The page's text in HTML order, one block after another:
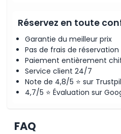
Réservez en toute
Garantie du meilleur prix
Pas de frais de réservation
Paiement entièrement
Service client 24/7
Note de 4,8/5 ⭐ sur
4,7/5 ⭐ Évaluation sur
FAQ